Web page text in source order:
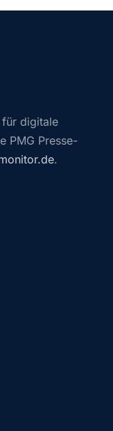
für digitale
PMG Presse-
.